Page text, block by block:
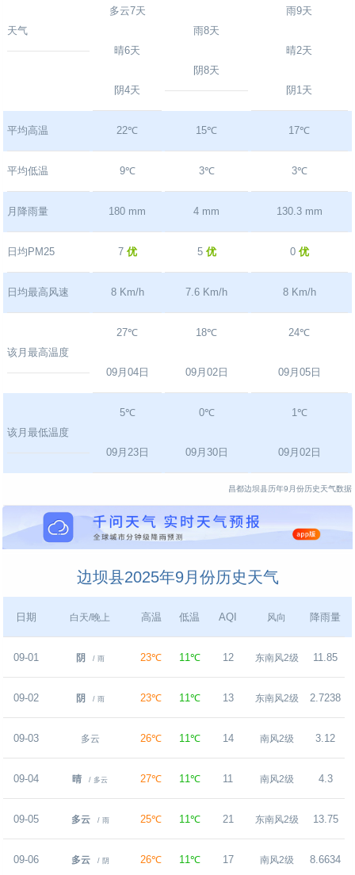
天气
多云7天
晴6天
阴4天
雨8天
阴8天
雨9天
晴2天
阴1天
平均高温 22℃ 15℃ 17℃
平均低温 9℃ 3℃ 3℃
月降雨量 180 mm 4 mm 130.3 mm
日均PM25 7 优 5 优 0 优
日均最高风速 8 Km/h 7.6 Km/h 8 Km/h
该月最高温度
27℃
09月04日
18℃
09月02日
24℃
09月05日
该月最低温度
5℃
09月23日
0℃
09月30日
1℃
09月02日
昌都边坝县历年9月份历史天气数据
边坝县2025年9月份历史天气
日期 白天/晚上 高温 低温 AQI 风向 降雨量
09-01 阴 / 雨 23℃ 11℃ 12 东南风2级 11.85
09-02 阴 / 雨 23℃ 11℃ 13 东南风2级 2.7238
09-03 多云 26℃ 11℃ 14 南风2级 3.12
09-04 晴 / 多云 27℃ 11℃ 11 南风2级 4.3
09-05 多云 / 雨 25℃ 11℃ 21 东南风2级 13.75
09-06 多云 / 阴 26℃ 11℃ 17 南风2级 8.6634